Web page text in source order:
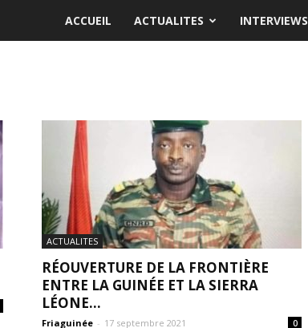
ACCUEIL ACTUALITES INTERVIEWS
ACTUALITES
RÉOUVERTURE DE LA FRONTIÈRE
ENTRE LA GUINÉE ET LA SIERRA
LÉONE...
Friaguinée - 17 septembre 2021 0